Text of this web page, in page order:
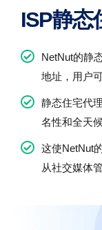
ISP静态
NetNut的静
地址，用户
静态住宅代
名性和全天
这使NetNut
从社交媒体